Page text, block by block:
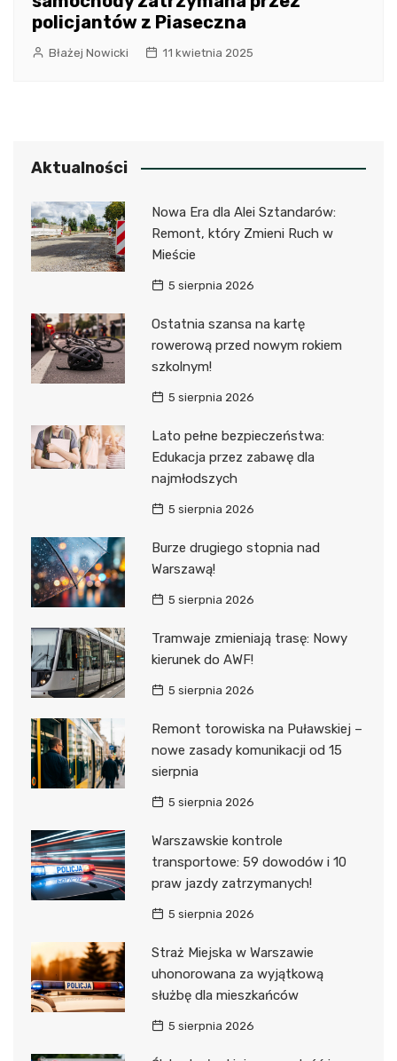
policjantów z Piaseczna
Błażej Nowicki 11 kwietnia 2025
Aktualności
Nowa Era dla Alei Sztandarów:
Remont, który Zmieni Ruch w
Mieście
5 sierpnia 2026
Ostatnia szansa na kartę
rowerową przed nowym rokiem
szkolnym!
5 sierpnia 2026
Lato pełne bezpieczeństwa:
Edukacja przez zabawę dla
najmłodszych
5 sierpnia 2026
Burze drugiego stopnia nad
Warszawą!
5 sierpnia 2026
Tramwaje zmieniają trasę: Nowy
kierunek do AWF!
5 sierpnia 2026
Remont torowiska na Puławskiej –
nowe zasady komunikacji od 15
sierpnia
5 sierpnia 2026
Warszawskie kontrole
transportowe: 59 dowodów i 10
praw jazdy zatrzymanych!
5 sierpnia 2026
Straż Miejska w Warszawie
uhonorowana za wyjątkową
służbę dla mieszkańców
5 sierpnia 2026